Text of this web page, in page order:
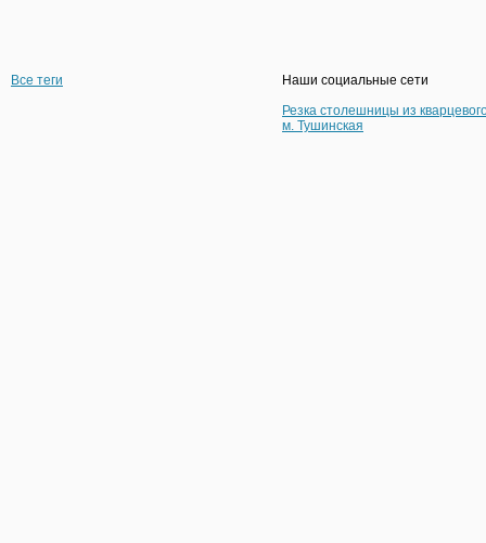
Все теги
Наши социальные сети
Резка столешницы из
м. Тушинская